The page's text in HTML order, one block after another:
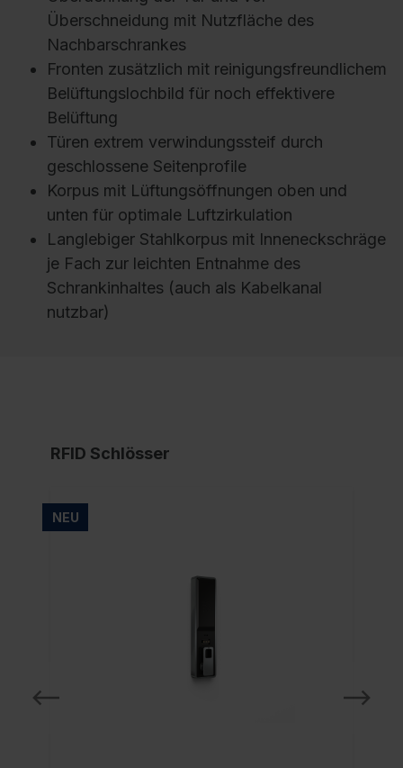
Überschneidung mit Nutzfläche des
Nachbarschrankes
Fronten zusätzlich mit reinigungsfreundlichem
Belüftungslochbild für noch effektivere
Belüftung
Türen extrem verwindungssteif durch
geschlossene Seitenprofile
Korpus mit Lüftungsöffnungen oben und
unten für optimale Luftzirkulation
Langlebiger Stahlkorpus mit Inneneckschräge
je Fach zur leichten Entnahme des
Schrankinhaltes (auch als Kabelkanal
nutzbar)
RFID Schlösser
NEU